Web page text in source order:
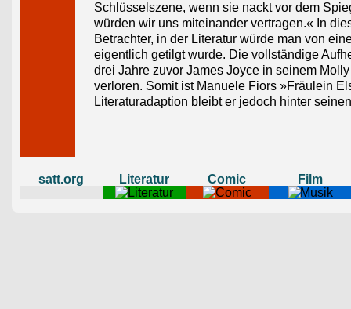
Schlüsselszene, wenn sie nackt vor dem
würden wir uns miteinander vertragen.« In
Betrachter, in der Literatur würde man von
eigentlich getilgt wurde. Die vollständige
drei Jahre zuvor James Joyce in seinem
verloren. Somit ist Manuele Fiors »Fräulein
Literaturadaption bleibt er jedoch hinter
satt.org Literatur Comic Film